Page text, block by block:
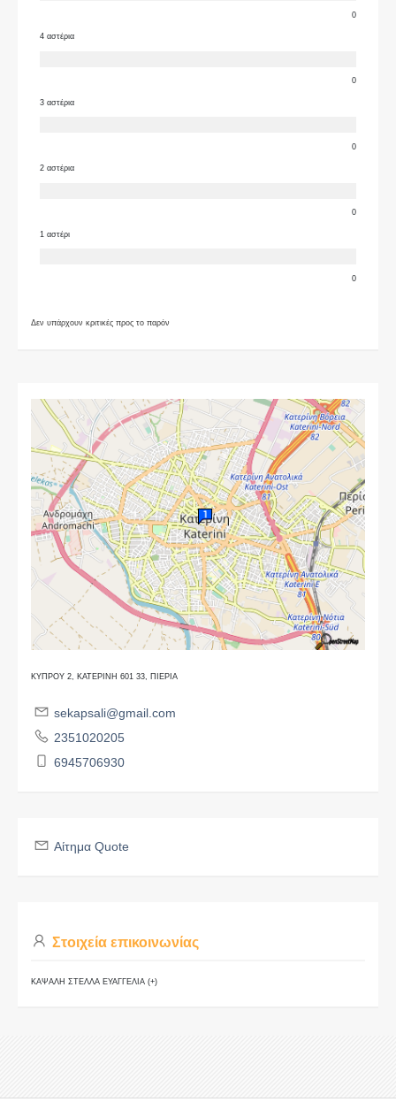
0
4 αστέρια
0
3 αστέρια
0
2 αστέρια
0
1 αστέρι
0
Δεν υπάρχουν κριτικές προς το παρόν
ΚΥΠΡΟΥ 2, ΚΑΤΕΡΙΝΗ 601 33, ΠΙΕΡΙΑ
sekapsali@gmail.com
2351020205
6945706930
Αίτημα Quote
Στοιχεία επικοινωνίας
ΚΑΨΑΛΗ ΣΤΕΛΛΑ ΕΥΑΓΓΕΛΙΑ (+)